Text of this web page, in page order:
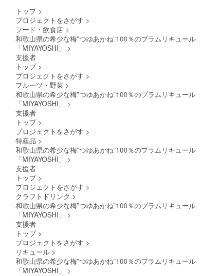
物性油
脂、
粉、白
ワイ
ル、食
塩/乳化
ル）、
香料、
糖類）
1 田中
の塩海
苔・青
混海
加物等
の食品
す。 商
付され
記載し
てくだ
輝き3種
SET ・
250g×4
種：30
稚魚
遅れる
ださ
めに、
●お酒は
飲酒を
により
遅れる
承知く
ださ
紙袋 ●
ます
品質を
損なわ
保管し
てくだ
●妊娠
中・授
キュー
ターン
内容：
380ml
１本
紙袋 ●
原材料
ます
が、品
鮮やか
な赤
濃厚な
味わい
自の酸
味。市
梅「露
茜」の
ださ
トップ >
プロジェクトをさがす >
フード・飲食店 >
和歌山県の希少な梅”つゆあかね”100％のプラムリキュール
「MIYAYOSHI」
>
支援者
トップ >
プロジェクトをさがす >
フルーツ・野菜 >
和歌山県の希少な梅”つゆあかね”100％のプラムリキュール
「MIYAYOSHI」
>
支援者
トップ >
プロジェクトをさがす >
特産品 >
和歌山県の希少な梅”つゆあかね”100％のプラムリキュール
「MIYAYOSHI」
>
支援者
トップ >
プロジェクトをさがす >
クラフトドリンク >
和歌山県の希少な梅”つゆあかね”100％のプラムリキュール
「MIYAYOSHI」
>
支援者
トップ >
プロジェクトをさがす >
リキュール >
和歌山県の希少な梅”つゆあかね”100％のプラムリキュール
「MIYAYOSHI」
>